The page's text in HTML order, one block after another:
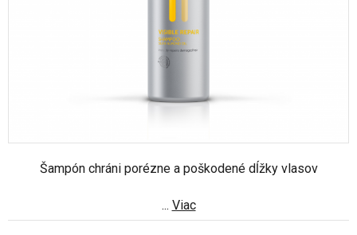
Šampón chráni porézne a poškodené dĺžky vlasov
... Viac